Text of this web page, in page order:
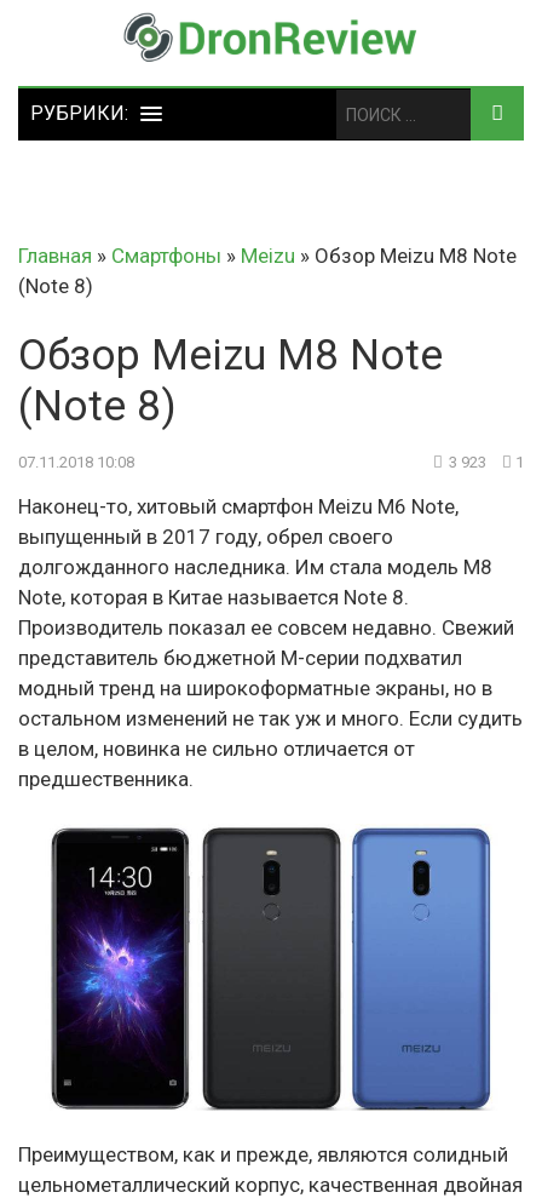
Главная » Смартфоны » Meizu » Обзор Meizu M8 Note
(Note 8)
Обзор Meizu M8 Note
(Note 8)
07.11.2018 10:08 3 923 1
Наконец-то, хитовый смартфон Meizu M6 Note,
выпущенный в 2017 году, обрел своего
долгожданного наследника. Им стала модель M8
Note, которая в Китае называется Note 8.
Производитель показал ее совсем недавно. Свежий
представитель бюджетной M-серии подхватил
модный тренд на широкоформатные экраны, но в
остальном изменений не так уж и много. Если судить
в целом, новинка не сильно отличается от
предшественника.
Преимуществом, как и прежде, являются солидный
цельнометаллический корпус, качественная двойная